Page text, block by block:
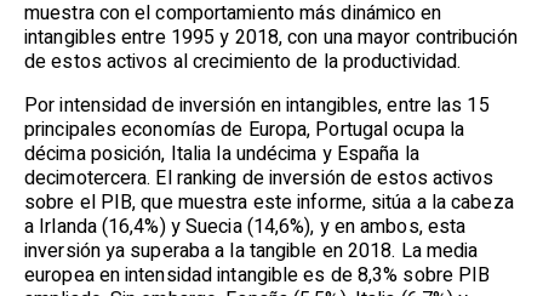
muestra con el comportamiento más dinámico en
intangibles entre 1995 y 2018, con una mayor contribución
de estos activos al crecimiento de la productividad.
Por intensidad de inversión en intangibles, entre las 15
principales economías de Europa, Portugal ocupa la
décima posición, Italia la undécima y España la
decimotercera. El ranking de inversión de estos activos
sobre el PIB, que muestra este informe, sitúa a la cabeza
a Irlanda (16,4%) y Suecia (14,6%), y en ambos, esta
inversión ya superaba a la tangible en 2018. La media
europea en intensidad intangible es de 8,3% sobre PIB